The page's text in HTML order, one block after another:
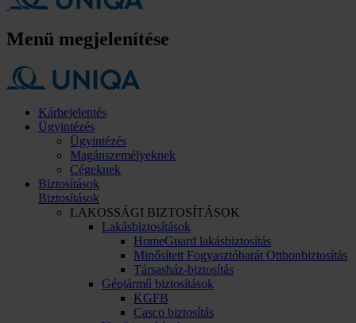
Menü megjelenítése
Kárbejelentés
Ügyintézés
Ügyintézés
Magánszemélyeknek
Cégeknek
Biztosítások
Biztosítások
LAKOSSÁGI BIZTOSÍTÁSOK
Lakásbiztosítások
HomeGuard lakásbiztosítás
Minősített Fogyasztóbarát Otthonbiztosítás
Társasház-biztosítás
Gépjármű biztosítások
KGFB
Casco biztosítás